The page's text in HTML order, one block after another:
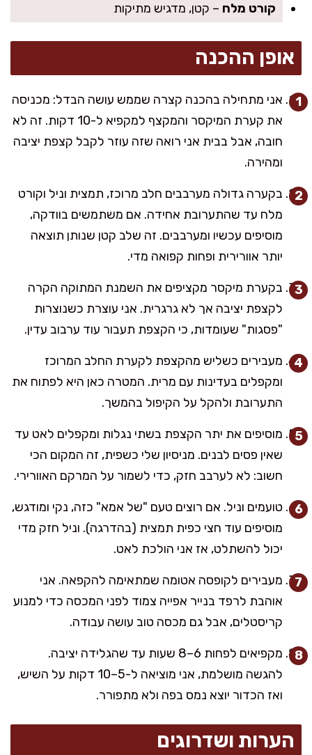
קורט מלח – קטן, מדגיש מתיקות
אופן ההכנה
אני מתחילה בהכנה קצרה שממש עושה הבדל: מכניסה
את קערת המיקסר והמקצף למקפיא ל-10 דקות. זה לא
חובה, אבל בבית אני רואה שזה עוזר לקבל קצפת יציבה
ומהירה.
בקערה גדולה מערבבים חלב מרוכז, תמצית וניל וקורט
מלח עד שהתערובת אחידה. אם משתמשים בוודקה,
מוסיפים עכשיו ומערבבים. זה שלב קטן שנותן תוצאה
יותר אוורירית ופחות קפואה מדי.
בקערת מיקסר מקציפים את השמנת המתוקה הקרה
לקצפת יציבה אך לא גרגרית. אני עוצרת כשנוצרות
"פסגות" שעומדות, כי הקצפת תעבור עוד ערבוב עדין.
מעבירים כשליש מהקצפת לקערת החלב המרוכז
ומקפלים בעדינות עם מרית. המטרה כאן היא לפתוח את
התערובת ולהקל על הקיפול בהמשך.
מוסיפים את יתר הקצפת בשתי נגלות ומקפלים לאט עד
שאין פסים לבנים. מניסיון שלי כשפית, זה המקום הכי
חשוב: לא לערבב חזק, כדי לשמור על המרקם האוורירי.
טועמים וניל. אם רוצים טעם "של אמא" כזה, נקי ומודגש,
מוסיפים עוד חצי כפית תמצית (בהדרגה). וניל חזק מדי
יכול להשתלט, אז אני הולכת לאט.
מעבירים לקופסה אטומה שמתאימה להקפאה. אני
אוהבת לרפד בנייר אפייה צמוד לפני המכסה כדי למנוע
קריסטלים, אבל גם מכסה טוב עושה עבודה.
מקפיאים לפחות 6–8 שעות עד שהגלידה יציבה.
להגשה מושלמת, אני מוציאה ל-5–10 דקות על השיש,
ואז הכדור יוצא נמס בפה ולא מתפורר.
הערות ושדרוגים